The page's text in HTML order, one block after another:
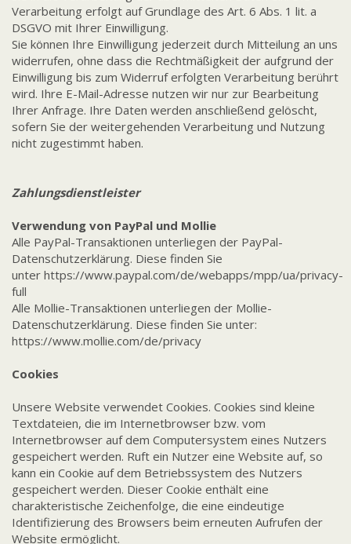
Verarbeitung erfolgt auf Grundlage des Art. 6 Abs. 1 lit. a
DSGVO mit Ihrer Einwilligung.
Sie können Ihre Einwilligung jederzeit durch Mitteilung an uns
widerrufen, ohne dass die Rechtmäßigkeit der aufgrund der
Einwilligung bis zum Widerruf erfolgten Verarbeitung berührt
wird. Ihre E-Mail-Adresse nutzen wir nur zur Bearbeitung
Ihrer Anfrage. Ihre Daten werden anschließend gelöscht,
sofern Sie der weitergehenden Verarbeitung und Nutzung
nicht zugestimmt haben.
Zahlungsdienstleister
Verwendung von PayPal und Mollie
Alle PayPal-Transaktionen unterliegen der PayPal-
Datenschutzerklärung. Diese finden Sie
unter https://www.paypal.com/de/webapps/mpp/ua/privacy-
full
Alle Mollie-Transaktionen unterliegen der Mollie-
Datenschutzerklärung. Diese finden Sie unter:
https://www.mollie.com/de/privacy
Cookies
Unsere Website verwendet Cookies. Cookies sind kleine
Textdateien, die im Internetbrowser bzw. vom
Internetbrowser auf dem Computersystem eines Nutzers
gespeichert werden. Ruft ein Nutzer eine Website auf, so
kann ein Cookie auf dem Betriebssystem des Nutzers
gespeichert werden. Dieser Cookie enthält eine
charakteristische Zeichenfolge, die eine eindeutige
Identifizierung des Browsers beim erneuten Aufrufen der
Website ermöglicht.